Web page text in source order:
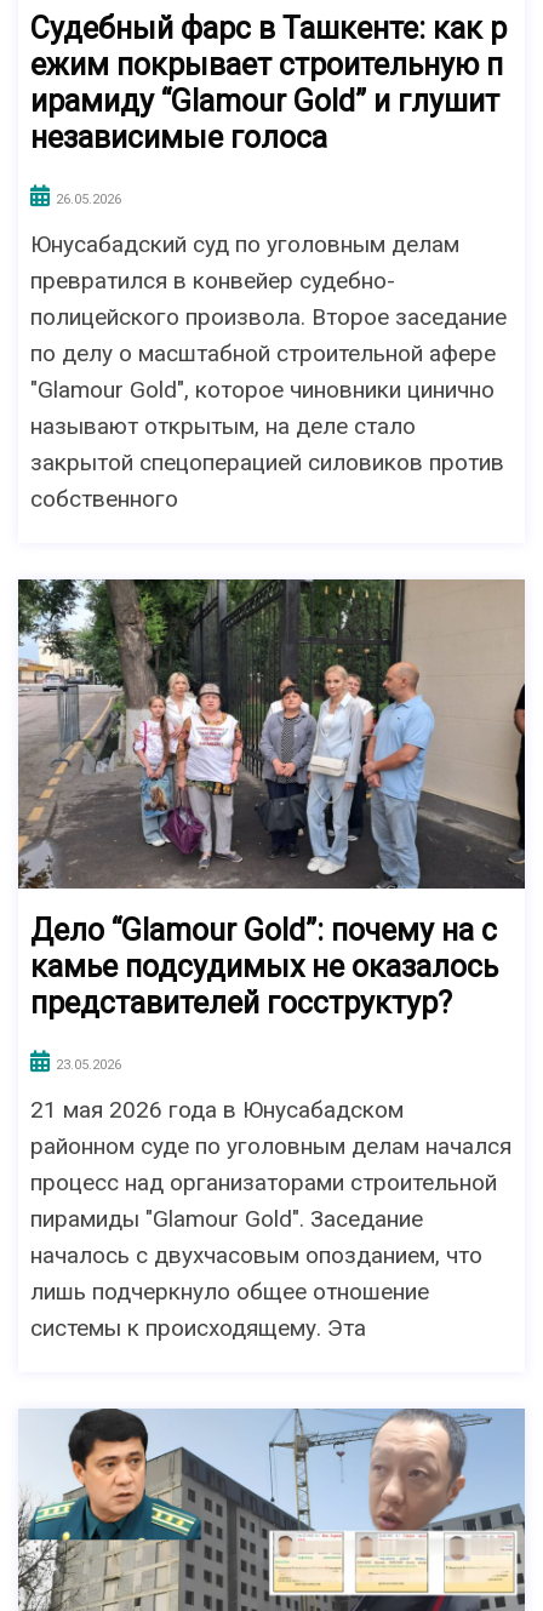
Судебный фарс в Ташкенте: как р
ежим покрывает строительную п
ирамиду “Glamour Gold” и глушит
независимые голоса
26.05.2026
Юнусабадский суд по уголовным делам
превратился в конвейер судебно-
полицейского произвола. Второе заседание
по делу о масштабной строительной афере
"Glamour Gold", которое чиновники цинично
называют открытым, на деле стало
закрытой спецоперацией силовиков против
собственного
Дело “Glamour Gold”: почему на с
камье подсудимых не оказалось
представителей госструктур?
23.05.2026
21 мая 2026 года в Юнусабадском
районном суде по уголовным делам начался
процесс над организаторами строительной
пирамиды "Glamour Gold". Заседание
началось с двухчасовым опозданием, что
лишь подчеркнуло общее отношение
системы к происходящему. Эта